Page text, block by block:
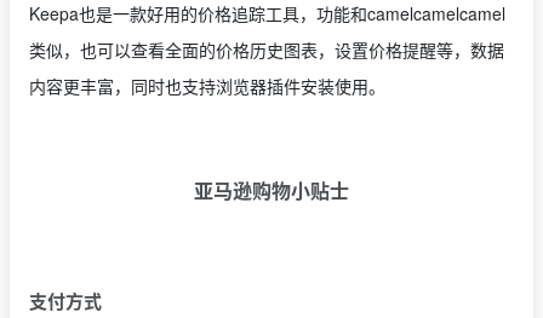
Keepa也是一款好用的价格追踪工具，功能和camelcamelcamel
类似，也可以查看全面的价格历史图表，设置价格提醒等，数据
内容更丰富，同时也支持浏览器插件安装使用。
亚马逊购物小贴士
支付方式